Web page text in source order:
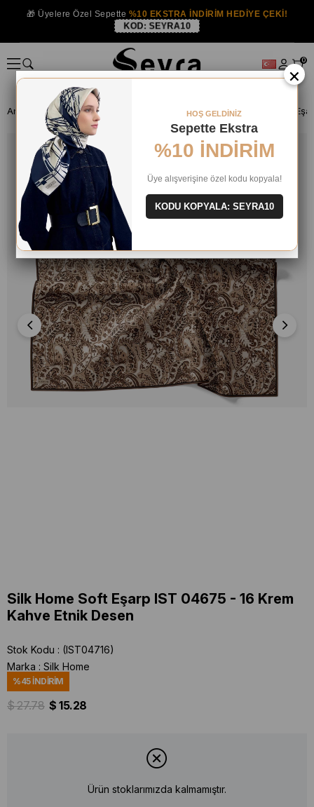
🎁 Üyelere Özel Sepette %10 EKSTRA İNDİRİM HEDİYE ÇEKİ!
KOD: SEYRA10
0
Anasayfa ISTANBUL MAĞAZA Silkhome Eşarp
Silk Home Soft Eşarp IST 04675 - 16 Krem
Kahve Etnik Desen
Stok Kodu
(IST04716)
Marka : Silk Home
%45İNDIRIM
$ 27.78 $ 15.28
Ürün stoklarımızda kalmamıştır.
×
HOŞ GELDİNİZ
Sepette Ekstra
%10 İNDİRİM
Üye alışverişine özel kodu kopyala!
KODU KOPYALA: SEYRA10